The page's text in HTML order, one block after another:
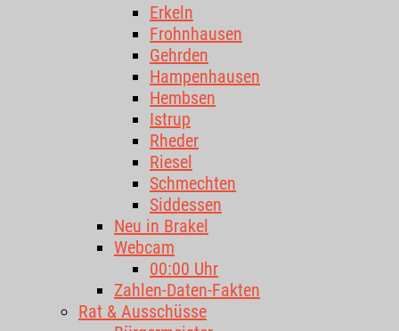
Erkeln
Frohnhausen
Gehrden
Hampenhausen
Hembsen
Istrup
Rheder
Riesel
Schmechten
Siddessen
Neu in Brakel
Webcam
00:00 Uhr
Zahlen-Daten-Fakten
Rat & Ausschüsse